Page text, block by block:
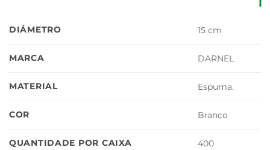
DIÁMETRO 15 cm
MARCA DARNEL
MATERIAL Espuma.
COR Branco
QUANTIDADE POR CAIXA 400